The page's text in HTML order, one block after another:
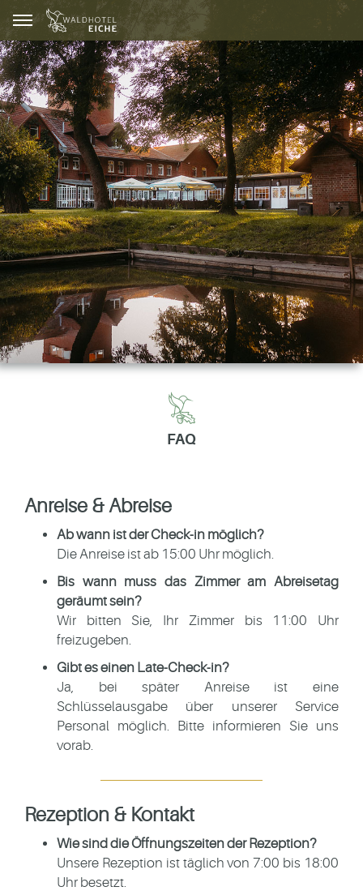
GUTSCHEINE
FAQ
Anreise & Abreise
Ab wann ist der Check-in möglich?
Die Anreise ist ab 15:00 Uhr möglich.
Bis wann muss das Zimmer am Abreisetag
geräumt sein?
Wir bitten Sie, Ihr Zimmer bis 11:00 Uhr
freizugeben.
Gibt es einen Late-Check-in?
Ja, bei später Anreise ist eine
Schlüsselausgabe über unserer Service
Personal möglich. Bitte informieren Sie uns
vorab.
Rezeption & Kontakt
Wie sind die Öffnungszeiten der Rezeption?
Unsere Rezeption ist täglich von 7:00 bis 18:00
Uhr besetzt.